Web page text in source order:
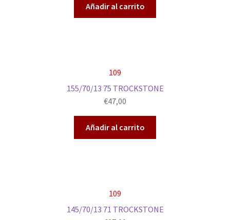
Añadir al carrito
109
155/70/13 75 TROCKSTONE
€47,00
Añadir al carrito
109
145/70/13 71 TROCKSTONE